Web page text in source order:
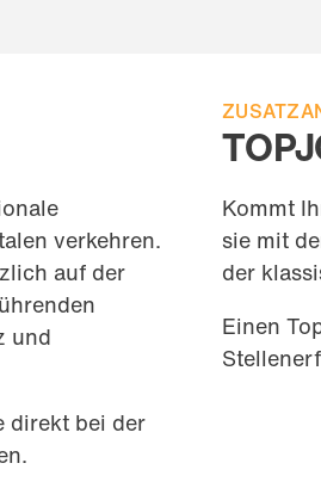
verkehren.
auf der
und
direkt bei der
Kommt
sie mit
der
Einen